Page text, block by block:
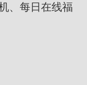
、每日在线福